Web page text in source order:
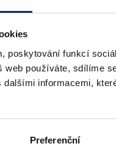
poskytování funkcí
web používáte, sdílíme
dalšími informacemi,
Preferenční